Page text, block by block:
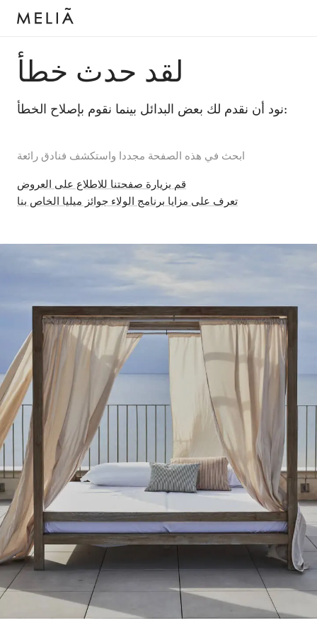
لقد حدث خطأ
نود أن نقدم لك بعض البدائل بينما نقوم بإصلاح الخطأ:
ابحث في هذه الصفحة مجددا واستكشف فنادق رائعة
قم بزيارة صفحتنا للاطلاع على العروض
تعرف على مزايا برنامج الولاء جوائز ميليا الخاص بنا